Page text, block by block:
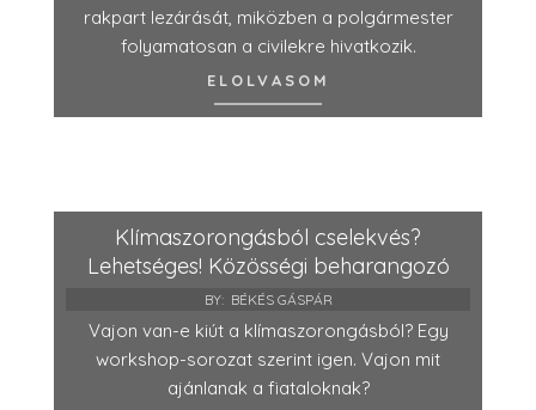
rakpart lezárását, miközben a polgármester
folyamatosan a civilekre hivatkozik.
ELOLVASOM
Klímaszorongásból cselekvés?
Lehetséges! Közösségi beharangozó
BY: BÉKÉS GÁSPÁR
Vajon van-e kiút a klímaszorongásból? Egy
workshop-sorozat szerint igen. Vajon mit
ajánlanak a fiataloknak?